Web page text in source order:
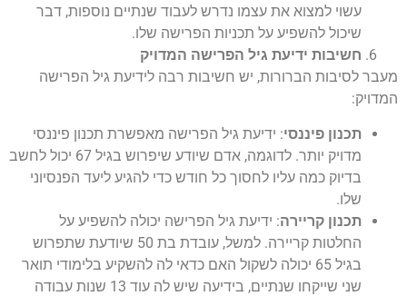
עשוי למצוא את עצמו נדרש לעבוד שנתיים נוספות, דבר
שיכול להשפיע על תכניות הפרישה שלו.
חשיבות ידיעת גיל הפרישה המדויק
מעבר לסיבות הברורות, יש חשיבות רבה לידיעת גיל הפרישה
המדויק:
תכנון פיננסי: ידיעת גיל הפרישה מאפשרת תכנון פיננסי
מדויק יותר. לדוגמה, אדם שיודע שיפרוש בגיל 67 יכול לחשב
בדיוק כמה עליו לחסוך כל חודש כדי להגיע ליעד הפנסיוני
שלו.
תכנון קריירה: ידיעת גיל הפרישה יכולה להשפיע על
החלטות קריירה. למשל, עובדת בת 50 שיודעת שתפרוש
בגיל 65 יכולה לשקול האם כדאי לה להשקיע בלימודי תואר
שני שייקחו שנתיים, בידיעה שיש לה עוד 13 שנות עבודה